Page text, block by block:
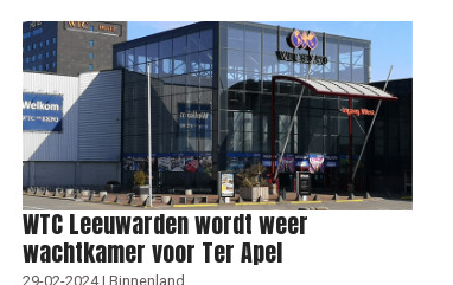
WTC Leeuwarden wordt weer
wachtkamer voor Ter Apel
29-02-2024 | Binnenland